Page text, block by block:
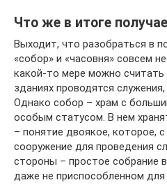
Что же в итоге
Выходит, что разобраться в
«собор» и «часовня» совсем
какой-то мере можно
зданиях проводятся
Однако собор – храм с
особым статусом. В нем
– понятие двоякое, которое,
сооружение для проведения
стороны – простое собрание
даже не приспособленном